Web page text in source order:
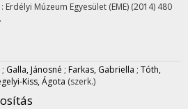
Erdélyi Múzeum Egyesület (EME) (2014) 480
; Galla, Jánosné ; Farkas, Gabriella ; Tóth,
Kiss, Ágota (szerk.)